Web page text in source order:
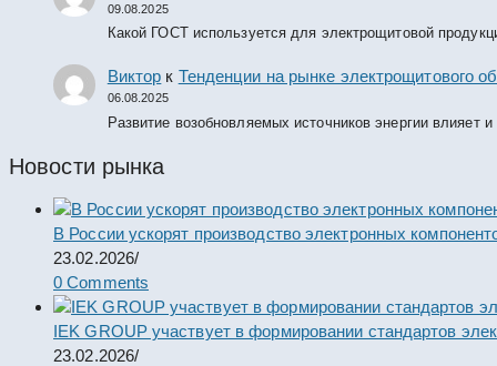
09.08.2025
Какой ГОСТ используется для электрощитовой
Виктор к Тенденции на рынке электрощитового
06.08.2025
Развитие возобновляемых источников энергии влияет
Новости рынка
В России ускорят производство электронных
23.02.2026/
0 Comments
IEK GROUP участвует в формировании стандартов
23.02.2026/